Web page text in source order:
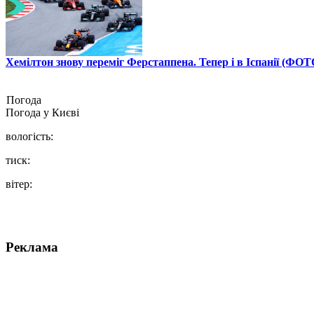
Хемілтон знову переміг Ферстаппена. Тепер і в Іспанії
Погода
Погода у Києві
вологість:
тиск:
вітер:
Реклама